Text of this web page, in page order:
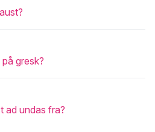
gresk?
ad undas fra?